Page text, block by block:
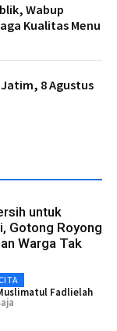
Wabup
Kualitas Menu
8 Agustus
untuk
Gotong Royong
Warga Tak
Fadlielah